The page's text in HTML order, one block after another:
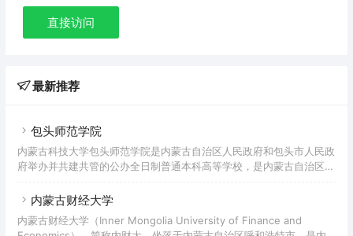
直接访问
最新推荐
包头师范学院
内蒙古科技大学包头师范学院是内蒙古自治区人民政府和包头市人民政
府举办并共建共管的公办全日制普通本科高等学校，是内蒙古自治区本
示范高校、内蒙古自治区社会体育指导员培训基地、内蒙古自治区体育
包头市示范性创业孵化基地。
内蒙古财经大学
内蒙古财经大学（Inner Mongolia University of Finance and